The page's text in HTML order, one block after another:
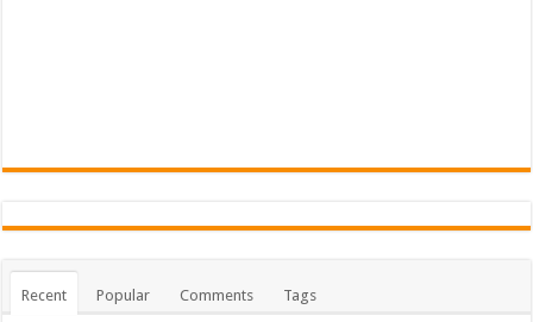
Recent Popular Comments Tags